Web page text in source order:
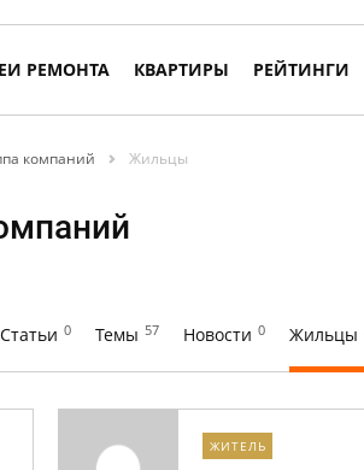
РЕМОНТА КВАРТИРЫ РЕЙТИНГИ
компаний Жильцы
Статьи 0 Темы 57 Новости 0 Жильцы
ЖИТЕЛЬ